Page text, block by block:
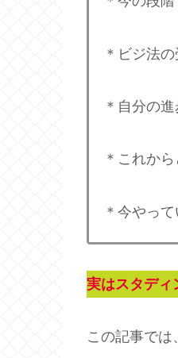
＊ビジ法
＊自分の
＊これか
＊今やっ
実はスタディ
この記事では